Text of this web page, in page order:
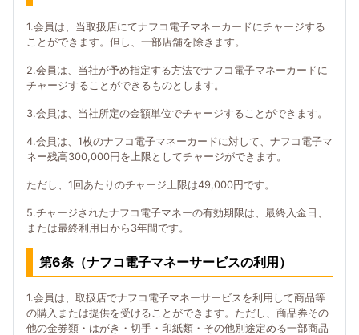
1.会員は、当取扱店にてナフコ電子マネーカードにチャージする
ことができます。但し、一部店舗を除きます。
2.会員は、当社が予め指定する方法でナフコ電子マネーカードに
チャージすることができるものとします。
3.会員は、当社所定の金額単位でチャージすることができます。
4.会員は、1枚のナフコ電子マネーカードに対して、ナフコ電子マ
ネー残高300,000円を上限としてチャージができます。
ただし、1回あたりのチャージ上限は49,000円です。
5.チャージされたナフコ電子マネーの有効期限は、最終入金日、
または最終利用日から3年間です。
第6条（ナフコ電子マネーサービスの利用）
1.会員は、取扱店でナフコ電子マネーサービスを利用して商品等
の購入または提供を受けることができます。ただし、商品券その
他の金券類・はがき・切手・印紙類・その他別途定める一部商品